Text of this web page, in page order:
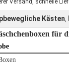
Versand, schnelle
Kästen,
für